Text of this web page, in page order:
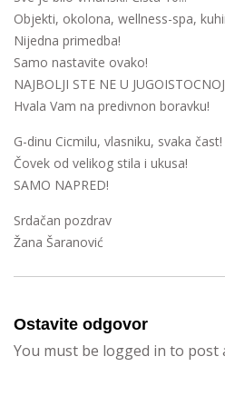
Objekti, okolona, wellness-spa,
Nijedna primedba!
Samo nastavite ovako!
NAJBOLJI STE NE U
Hvala Vam na predivnon boravku!
G-dinu Cicmilu, vlasniku, svaka čast!
Čovek od velikog stila i ukusa!
SAMO NAPRED!
Srdačan pozdrav
Žana Šaranović
Ostavite odgovor
You must be logged in to post